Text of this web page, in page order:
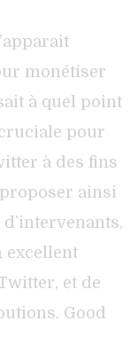
monétiser
à quel point
pour
à des fins
ainsi
excellent
et de
Good